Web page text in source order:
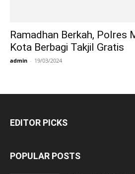
Ramadhan Berkah, Polres
Kota Berbagi Takjil Gratis
admin - 19/03/2024
EDITOR PICKS
POPULAR POSTS